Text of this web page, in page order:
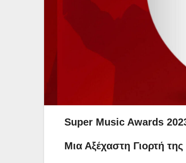
Super Music Awards
Μια Αξέχαστη Γιορτή